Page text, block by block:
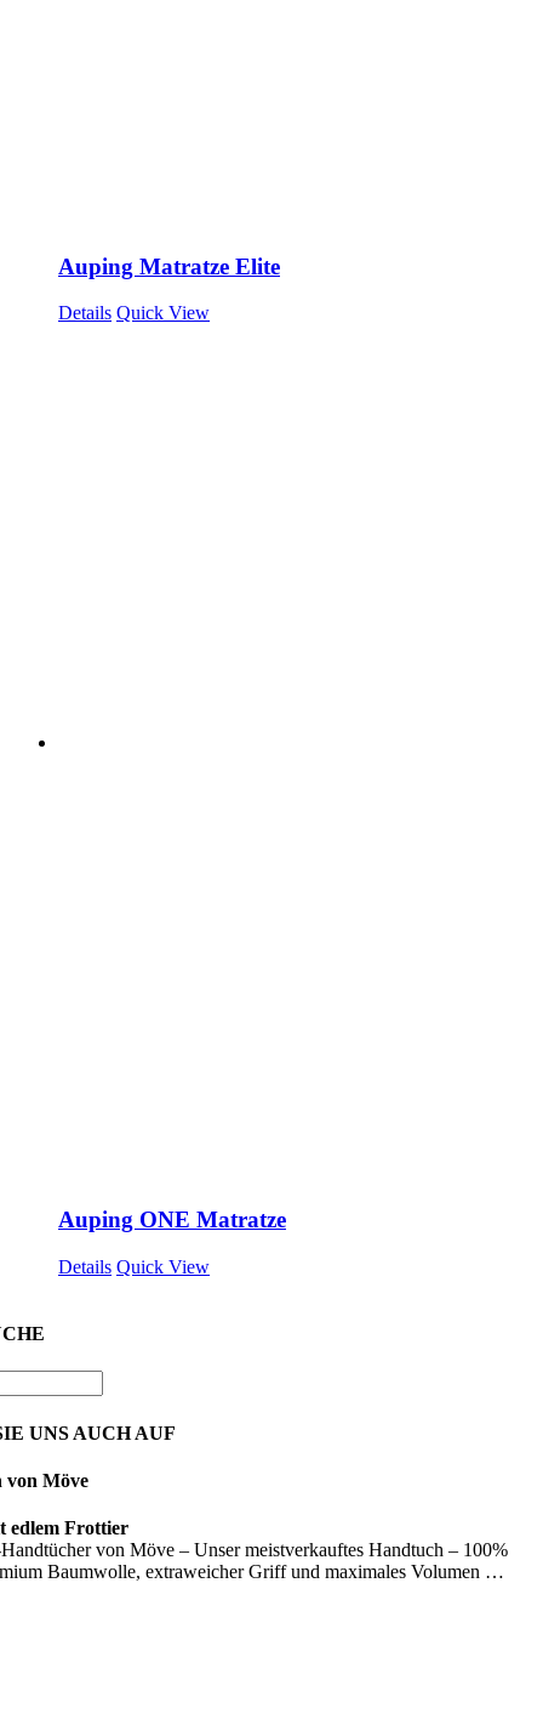
Auping Matratze Elite
Details Quick View
Auping ONE Matratze
Details Quick View
UNS AUCH AUF
von Möve
edlem Frottier
von Möve – Unser meistverkauftes Handtuch – 100%
Baumwolle, extraweicher Griff und maximales Volumen …